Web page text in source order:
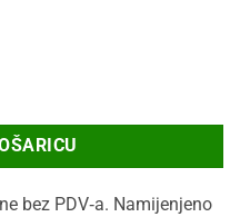
S/P 1500ML (S17 1500ML),
bez PDV‑a. Namijenjeno